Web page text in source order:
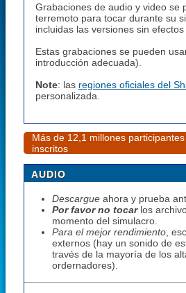
Grabaciones de audio y video se
terremoto para tocar durante su
incluidas las versiones sin
Estas grabaciones se pueden
introducción adecuada).
Note: las regiones oficiales del
personalizada.
Más de 12,1 millones participantes
inscritos
AUDIO
Descargue ahora y prueba
Por favor no tocarlos
momento del simulacro.
Para el mejor rendimiento ,
externos (hay un sonido de
través de la mayoría de los
ordernadores).